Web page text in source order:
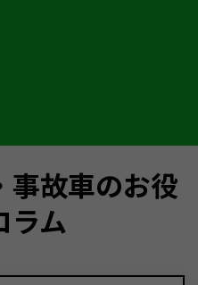
事故車のお役
ラム